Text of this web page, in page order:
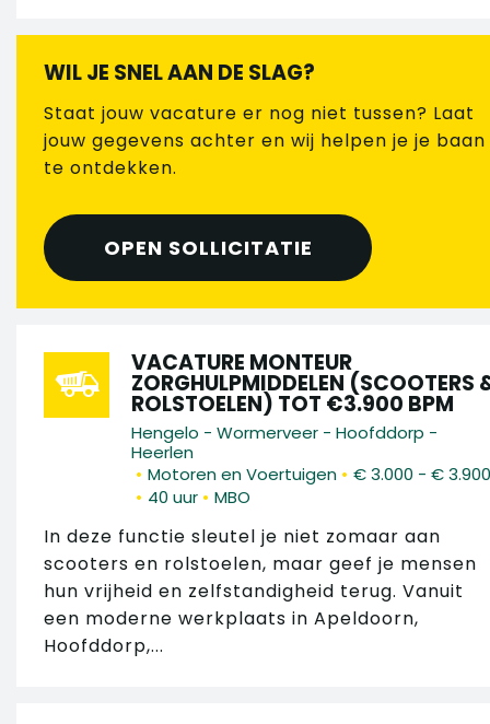
WIL JE SNEL AAN DE SLAG?
Staat jouw vacature er nog niet tussen? Laat
jouw gegevens achter en wij helpen je je baan
te ontdekken.
OPEN SOLLICITATIE
VACATURE MONTEUR
ZORGHULPMIDDELEN (SCOOTERS
ROLSTOELEN) TOT €3.900 BPM
Hengelo - Wormerveer - Hoofddorp -
Heerlen
• Motoren en Voertuigen • € 3.000 - € 3.900
• 40 uur • MBO
In deze functie sleutel je niet zomaar aan
scooters en rolstoelen, maar geef je mensen
hun vrijheid en zelfstandigheid terug. Vanuit
een moderne werkplaats in Apeldoorn,
Hoofddorp,...